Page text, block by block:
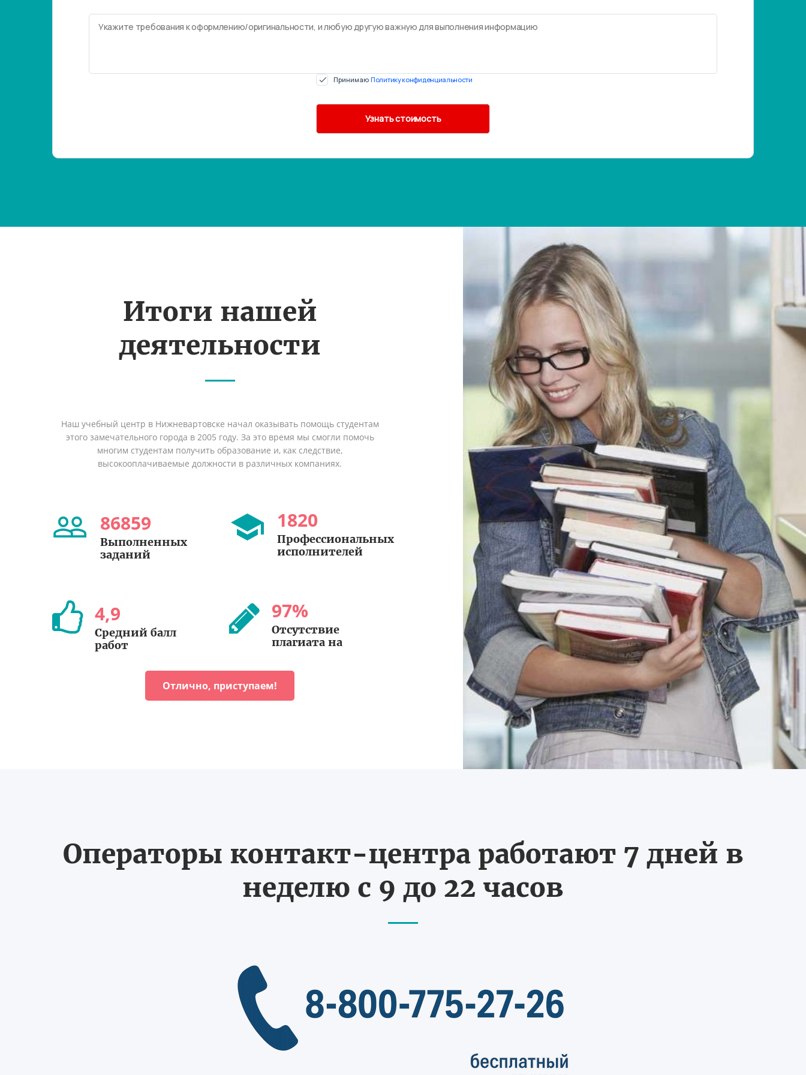
Принимаю Политику конфиденциальности
Итоги нашей
деятельности
Наш учебный центр в Нижневартовске начал оказывать помощь студентам
этого замечательного города в 2005 году. За это время мы смогли помочь
многим студентам получить образование и, как следствие,
высокооплачиваемые должности в различных компаниях.
86859
Выполненных
заданий
1820
Профессиональных
исполнителей
4,9
Средний балл
работ
97%
Отсутствие
плагиата на
Отлично, приступаем!
Операторы контакт-центра работают 7 дней в
неделю с 9 до 22 часов